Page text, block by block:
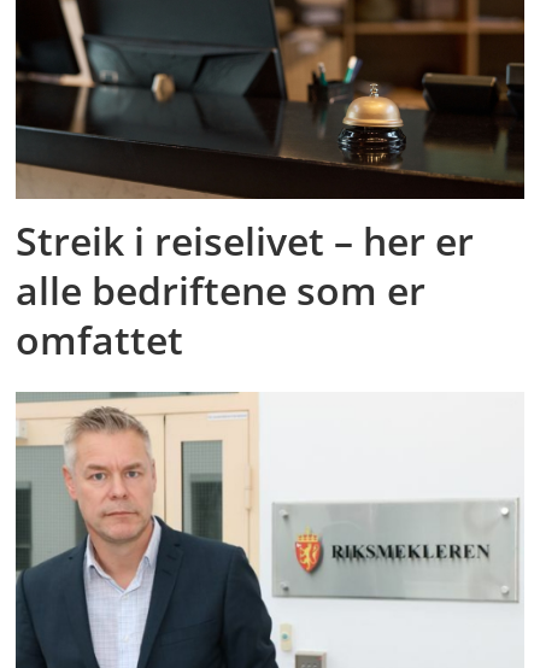
Streik i reiselivet – her er
alle bedriftene som er
omfattet